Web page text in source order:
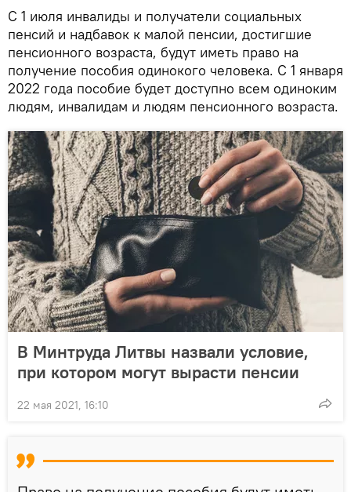
С 1 июля инвалиды и получатели социальных
пенсий и надбавок к малой пенсии, достигшие
пенсионного возраста, будут иметь право на
получение пособия одинокого человека. С 1 января
2022 года пособие будет доступно всем одиноким
людям, инвалидам и людям пенсионного возраста.
В Минтруда Литвы назвали условие,
при котором могут вырасти пенсии
22 мая 2021, 16:10